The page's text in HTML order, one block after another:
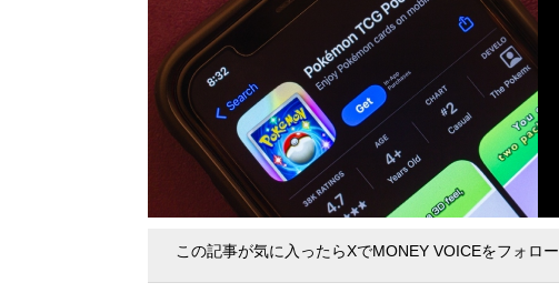
この記事が気に入ったらXでMONEY VOICEをフォロー